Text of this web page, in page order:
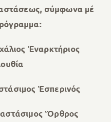
σύμφωνα μέ
Ἐναρκτήριος
Ἑσπερινός
Ὄρθρος